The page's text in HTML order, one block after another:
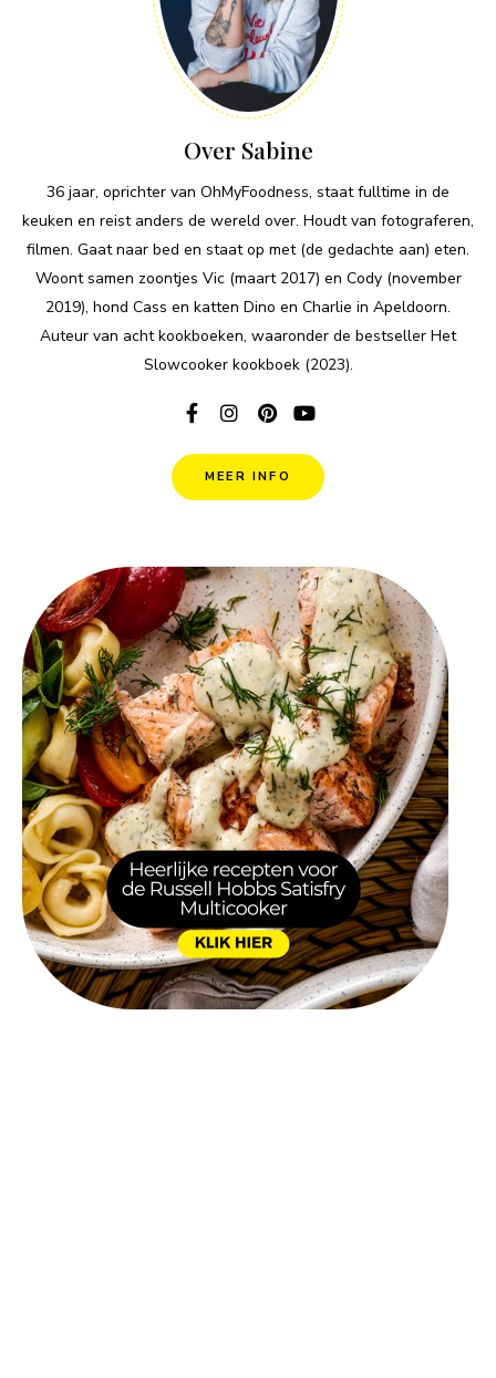
Over Sabine
36 jaar, oprichter van OhMyFoodness, staat fulltime in de
keuken en reist anders de wereld over. Houdt van fotograferen,
filmen. Gaat naar bed en staat op met (de gedachte aan) eten.
Woont samen zoontjes Vic (maart 2017) en Cody (november
2019), hond Cass en katten Dino en Charlie in Apeldoorn.
Auteur van acht kookboeken, waaronder de bestseller Het
Slowcooker kookboek (2023).
MEER INFO